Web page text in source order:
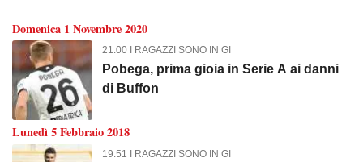
Domenica 1 Novembre 2020
21:00 I RAGAZZI SONO IN GI
Pobega, prima gioia in Serie A ai danni
di Buffon
Lunedì 5 Febbraio 2018
19:51 I RAGAZZI SONO IN GI